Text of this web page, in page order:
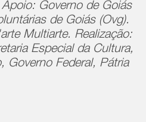
Governo de Goiás
de Goiás (Ovg).
Multiarte. Realização:
Especial da Cultura,
Governo Federal, Pátria